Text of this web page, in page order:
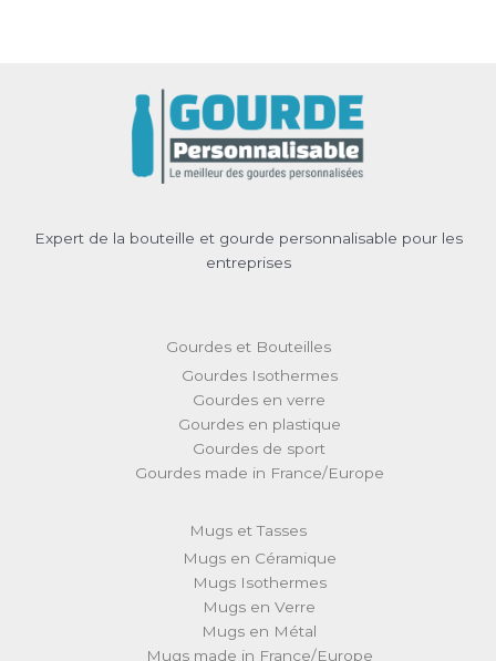
Expert de la bouteille et gourde personnalisable pour les
entreprises
Gourdes et Bouteilles
Gourdes Isothermes
Gourdes en verre
Gourdes en plastique
Gourdes de sport
Gourdes made in France/Europe
Mugs et Tasses
Mugs en Céramique
Mugs Isothermes
Mugs en Verre
Mugs en Métal
Mugs made in France/Europe